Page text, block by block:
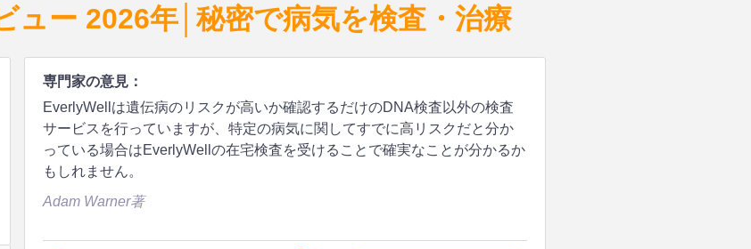
ュー 2026年│秘密で病気を検査・治療
専門家の意見：
EverlyWellは遺伝病のリスクが高いか確認するだけのDNA検査以外の検査
サービスを行っていますが、特定の病気に関してすでに高リスクだと分か
っている場合はEverlyWellの在宅検査を受けることで確実なことが分かるか
もしれません。
Adam Warner著